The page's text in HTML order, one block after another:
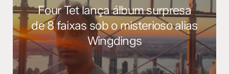
Four Tet lança álbum surpresa
de 8 faixas sob o misterioso alias
Wingdings